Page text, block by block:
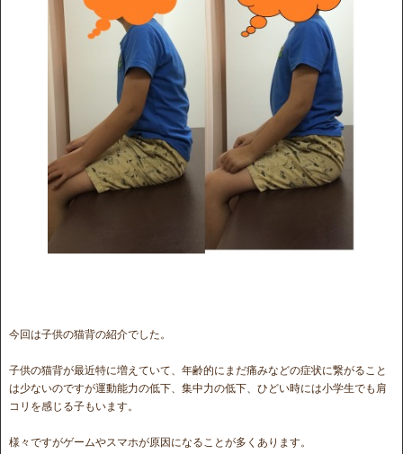
今回は子供の猫背の紹介でした。
子供の猫背が最近特に増えていて、年齢的にまだ痛みなどの症状に繋がること
は少ないのですが運動能力の低下、集中力の低下、ひどい時には小学生でも肩
コリを感じる子もいます。
様々ですがゲームやスマホが原因になることが多くあります。